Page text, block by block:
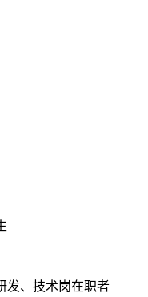
发、技术岗在职者